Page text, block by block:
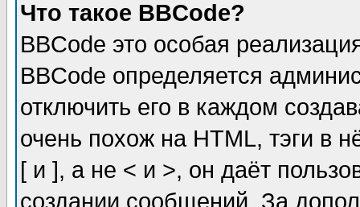
Что такое BBCode?
BBCode это особая
BBCode определяется
отключить его в каждом
очень похож на HTML, тэги в
[ и ], а не < и >, он даёт
создании сообщений. За